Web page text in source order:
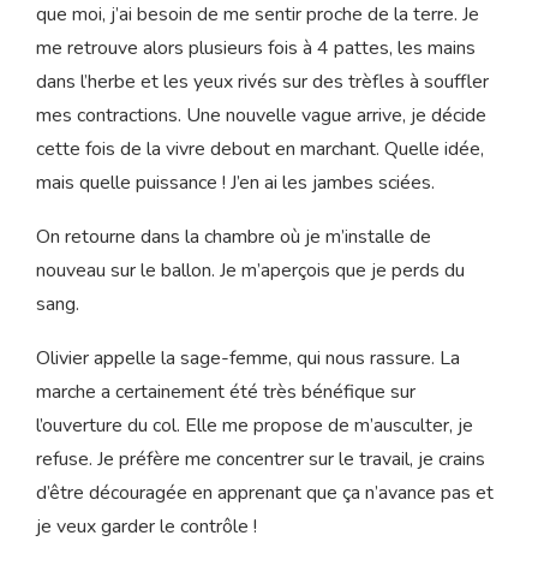
J’ai besoin de marcher pour aider mon corps. Arrivés
dehors, j’analyse brièvement les zones où je pourrais
m’appuyer : un plot en béton, une bordure de trottoir, un
carré d’herbe. Entre chaque contraction je me relève
pour marcher. Celle-ci est plus intense ! C’est plus fort
que moi, j’ai besoin de me sentir proche de la terre. Je
dans l’herbe et les yeux rivés sur des trèfles à souffler
mes contractions. Une nouvelle vague arrive, je décide
cette fois de la vivre debout en marchant. Quelle idée,
mais quelle puissance ! J’en ai les jambes sciées.
On retourne dans la chambre où je m’installe de
nouveau sur le ballon. Je m’aperçois que je perds du
sang.
Olivier appelle la sage-femme, qui nous rassure. La